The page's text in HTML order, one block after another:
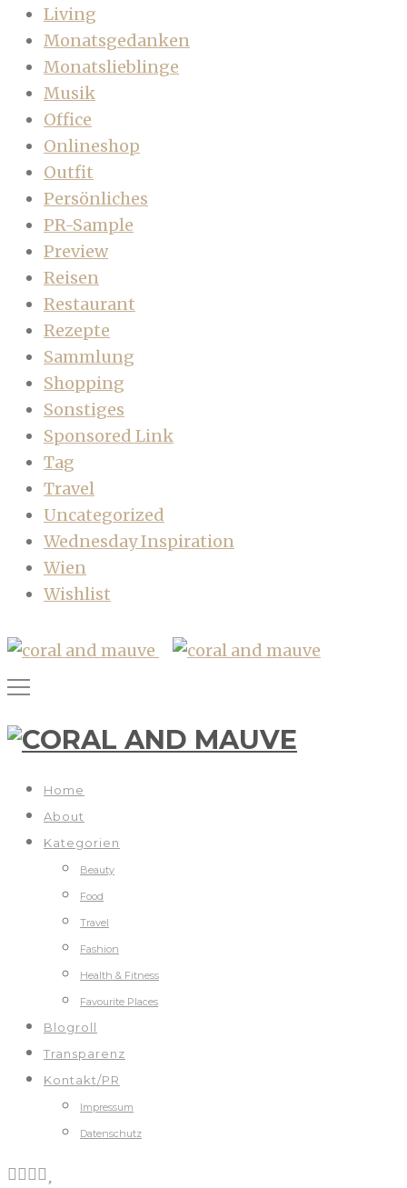
Living
Monatsgedanken
Monatslieblinge
Musik
Office
Onlineshop
Outfit
Persönliches
PR-Sample
Preview
Reisen
Restaurant
Rezepte
Sammlung
Shopping
Sonstiges
Sponsored Link
Tag
Travel
Uncategorized
Wednesday Inspiration
Wien
Wishlist
Home
About
Kategorien
Beauty
Food
Travel
Fashion
Health & Fitness
Favourite Places
Blogroll
Transparenz
Kontakt/PR
Impressum
Datenschutz